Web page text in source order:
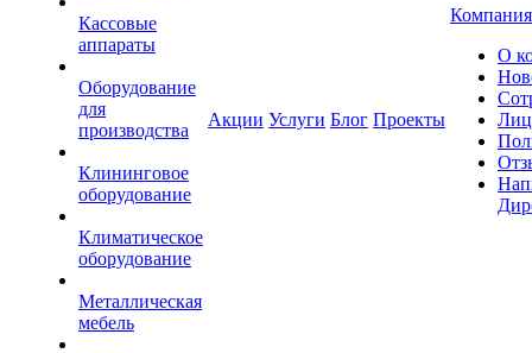
Кассовые
аппараты
Оборудование
для
производства
Клининговое
оборудование
Климатическое
оборудование
Металлическая
мебель
Акции Услуги Блог Проекты
Компания
О